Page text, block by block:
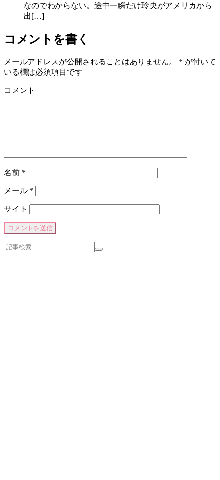
なのでわからない。途中一瞬だけ玲央がアメリカから
出[…]
コメントを書く
メールアドレスが公開されることはありません。 * が付いて
いる欄は必須項目です
コメント
名前 *
メール *
サイト